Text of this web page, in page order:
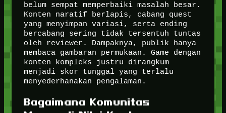
belum sempat memperbaiki masalah besar.
Konten naratif berlapis, cabang quest
yang menyimpan variasi, serta ending
bercabang sering tidak tersentuh tuntas
oleh reviewer. Dampaknya, publik hanya
membaca gambaran permukaan. Game dengan
konten kompleks justru dirangkum
menjadi skor tunggal yang terlalu
menyederhanakan pengalaman.
Bagaimana Komunitas